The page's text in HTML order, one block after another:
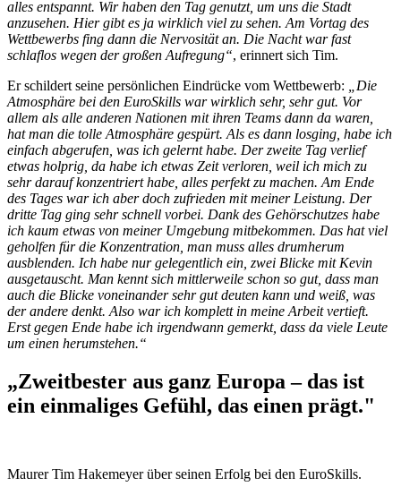
alles entspannt. Wir haben den Tag genutzt, um uns die Stadt
anzusehen. Hier gibt es ja wirklich viel zu sehen. Am Vortag des
Wettbewerbs fing dann die Nervosität an. Die Nacht war fast
schlaflos wegen der großen Aufregung“, erinnert sich Tim.
Er schildert seine persönlichen Eindrücke vom Wettbewerb:
„Die
Atmosphäre bei den EuroSkills war wirklich sehr, sehr gut. Vor
allem als alle anderen Nationen mit ihren Teams dann da waren,
hat man die tolle Atmosphäre gespürt. Als es dann losging, habe ich
einfach abgerufen, was ich gelernt habe. Der zweite Tag verlief
etwas holprig, da habe ich etwas Zeit verloren, weil ich mich zu
sehr darauf konzentriert habe, alles perfekt zu machen. Am Ende
des Tages war ich aber doch zufrieden mit meiner Leistung. Der
dritte Tag ging sehr schnell vorbei. Dank des Gehörschutzes habe
ich kaum etwas von meiner Umgebung mitbekommen. Das hat viel
geholfen für die Konzentration, man muss alles drumherum
ausblenden. Ich habe nur gelegentlich ein, zwei Blicke mit Kevin
ausgetauscht. Man kennt sich mittlerweile schon so gut, dass man
auch die Blicke voneinander sehr gut deuten kann und weiß, was
der andere denkt. Also war ich komplett in meine Arbeit vertieft.
Erst gegen Ende habe ich irgendwann gemerkt, dass da viele Leute
um einen herumstehen.“
„Zweitbester aus ganz Europa – das ist
ein einmaliges Gefühl, das einen prägt."
Maurer Tim Hakemeyer über seinen Erfolg bei den EuroSkills.